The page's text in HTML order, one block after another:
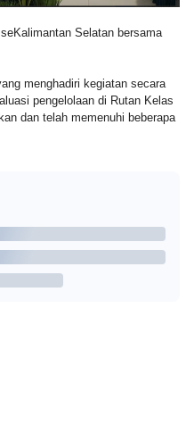
Selatan bersama
menghadiri kegiatan secara
pengelolaan di Rutan Kelas
dan telah memenuhi beberapa